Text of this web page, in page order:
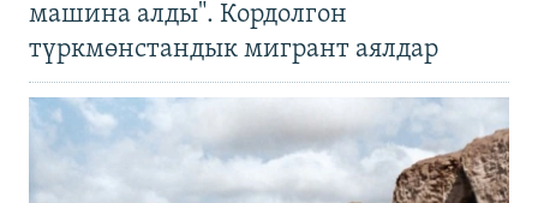
машина алды". Кордолгон
түркмөнстандык мигрант аялдар